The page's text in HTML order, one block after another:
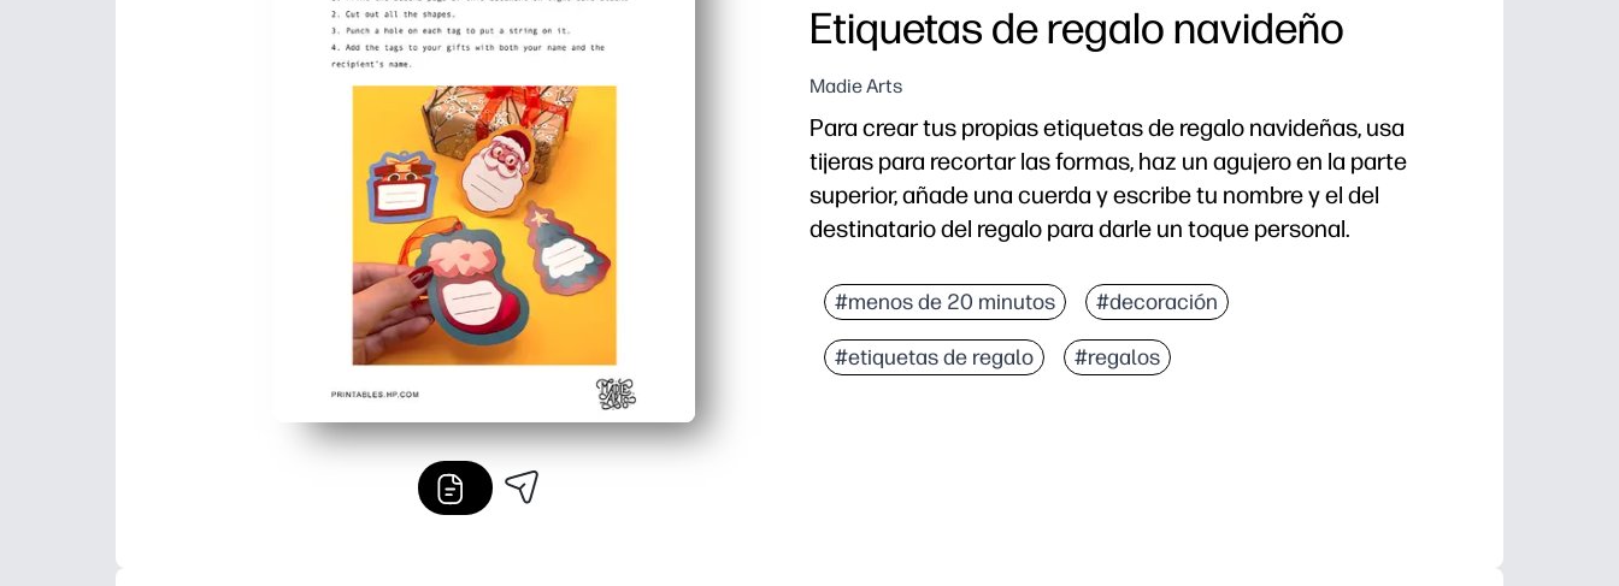
Etiquetas de regalo navideño
Madie Arts
Para crear tus propias etiquetas de regalo navideñas, usa
tijeras para recortar las formas, haz un agujero en la parte
superior, añade una cuerda y escribe tu nombre y el del
destinatario del regalo para darle un toque personal.
#menos de 20 minutos #decoración
#etiquetas de regalo #regalos